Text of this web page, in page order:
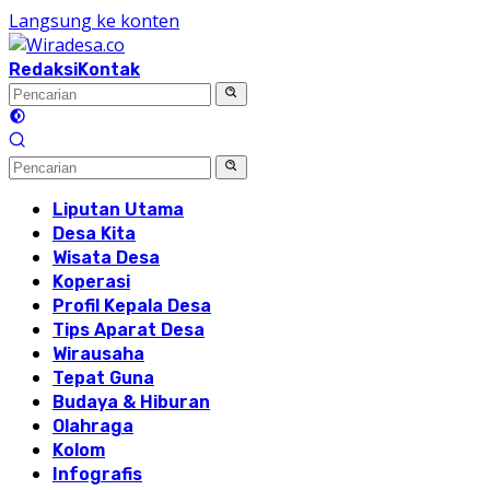
Langsung ke konten
RedaksiKontak
Liputan Utama
Desa Kita
Wisata Desa
Koperasi
Profil Kepala Desa
Tips Aparat Desa
Wirausaha
Tepat Guna
Budaya & Hiburan
Olahraga
Kolom
Infografis